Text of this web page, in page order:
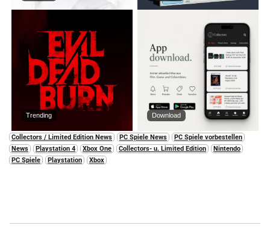
Trending Download
Collectors / Limited Edition News PC Spiele News
PC Spiele vorbestellen
News
Playstation 4 Xbox One Collectors- u. Limited Edition
Nintendo
PC Spiele
Playstation Xbox